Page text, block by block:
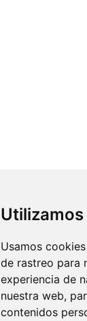
Usamos
de rastreo para
experiencia de
nuestra web,
contenidos